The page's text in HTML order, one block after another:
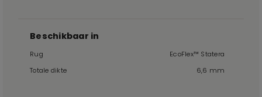
Beschikbaar in
Rug
EcoFlex™ Statera
Totale dikte
6,6 mm